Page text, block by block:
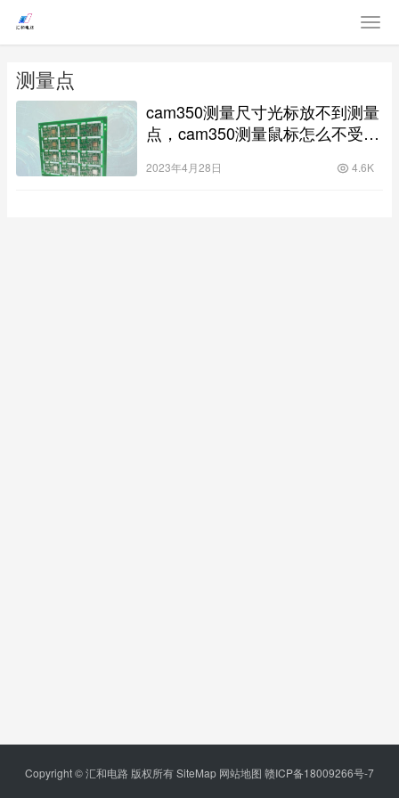
测量点
cam350测量尺寸光标放不到测量
点，cam350测量鼠标怎么不受控
2023年4月28日 4.6K
Copyright © 汇和电路 版权所有SiteMap 网站地图 赣ICP备18009266号-7